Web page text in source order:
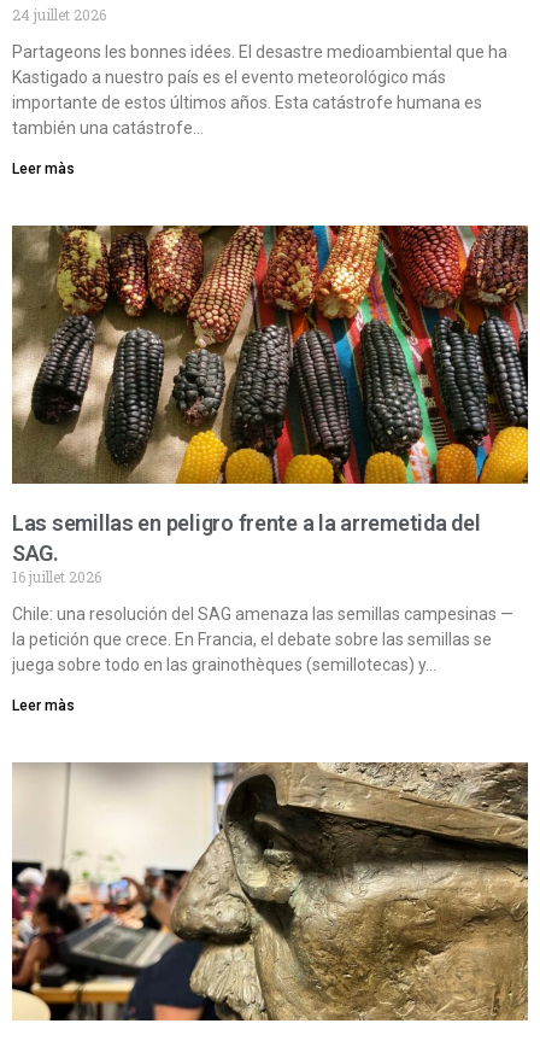
24 juillet 2026
Partageons les bonnes idées. El desastre medioambiental que ha
Kastigado a nuestro país es el evento meteorológico más
importante de estos últimos años. Esta catástrofe humana es
también una catástrofe…
Leer màs
Las semillas en peligro frente a la arremetida del
SAG.
16 juillet 2026
Chile: una resolución del SAG amenaza las semillas campesinas —
la petición que crece. En Francia, el debate sobre las semillas se
juega sobre todo en las grainothèques (semillotecas) y…
Leer màs